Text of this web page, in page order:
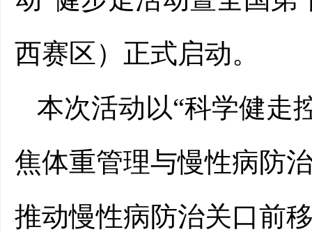
西赛区）正式启动。
本次活动以“科学健走
焦体重管理与慢性病防
推动慢性病防治关口前